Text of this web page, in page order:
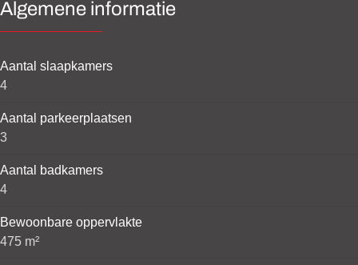
Algemene informatie
Aantal slaapkamers
4
Aantal parkeerplaatsen
3
Aantal badkamers
4
Bewoonbare oppervlakte
475 m²